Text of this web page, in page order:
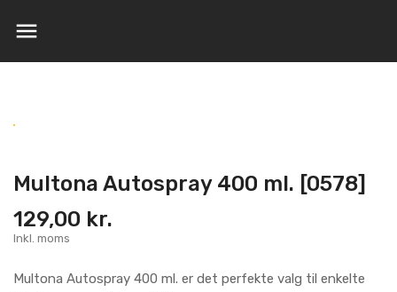

Multona Autospray 400 ml. [0578]
129,00 kr.
Inkl. moms
Multona Autospray 400 ml. er det perfekte valg til enkelte